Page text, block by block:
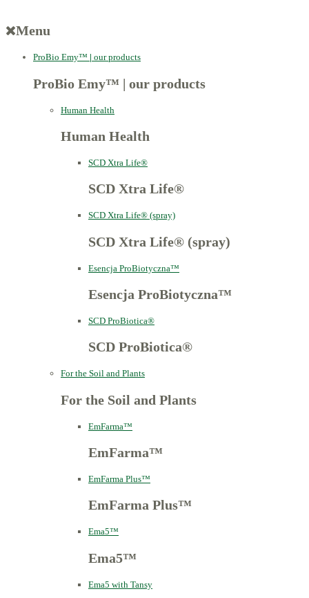
Menu
ProBio Emy™ | our products
ProBio Emy™ | our products
Human Health
Human Health
SCD Xtra Life®
SCD Xtra Life®
SCD Xtra Life® (spray)
SCD Xtra Life® (spray)
Esencja ProBiotyczna™
Esencja ProBiotyczna™
SCD ProBiotica®
SCD ProBiotica®
For the Soil and Plants
For the Soil and Plants
EmFarma™
EmFarma™
EmFarma Plus™
EmFarma Plus™
Ema5™
Ema5™
Ema5 with Tansy